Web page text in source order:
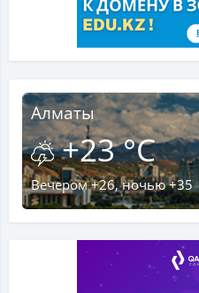
Алматы
+23 °C
Вечером +26, ночью +35